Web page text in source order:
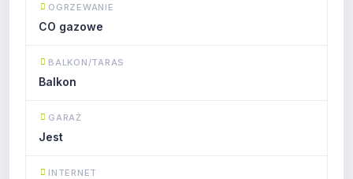
OGRZEWANIE
CO gazowe
BALKON/TARAS
Balkon
GARAŻ
Jest
INTERNET